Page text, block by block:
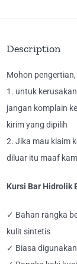
Description
Mohon pengertian,
1. untuk
jangan komplain
kirim yang dipilih
2. Jika mau klaim
diluar itu maaf
Kursi Bar Hidrolik
✓ Bahan rangka
kulit sintetis
✓ Biasa